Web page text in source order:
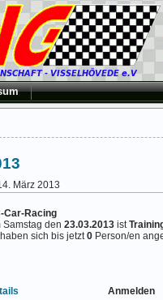
März 2013
Car-Racing
Samstag den 23.03.2013 ist
haben sich bis jetzt0 Person/en
Anmelden